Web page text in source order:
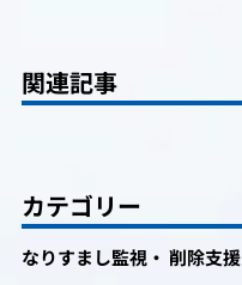
関連記事
カテゴリー
なりすまし監視・ 削除支援